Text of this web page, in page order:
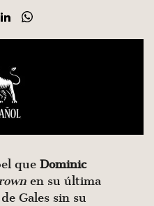
que Dominic
en su última
Gales sin su